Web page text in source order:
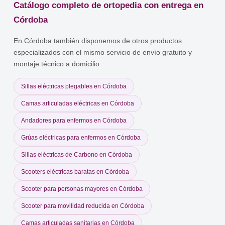
Catálogo completo de ortopedia con entrega en
Córdoba
En Córdoba también disponemos de otros productos
especializados con el mismo servicio de envío gratuito y
montaje técnico a domicilio:
Sillas eléctricas plegables en Córdoba
Camas articuladas eléctricas en Córdoba
Andadores para enfermos en Córdoba
Grúas eléctricas para enfermos en Córdoba
Sillas eléctricas de Carbono en Córdoba
Scooters eléctricas baratas en Córdoba
Scooter para personas mayores en Córdoba
Scooter para movilidad reducida en Córdoba
Camas articuladas sanitarias en Córdoba